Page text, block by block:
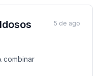
combinar
5 de ago